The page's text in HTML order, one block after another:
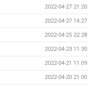
2022-04-27 21:20
2022-04-27 14:27
2022-04-25 22:28
2022-04-23 11:30
2022-04-21 11:09
2022-04-20 21:00